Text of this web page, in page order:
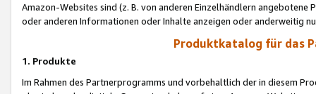
Amazon-Websites sind (z. B. von anderen Einzelhändlern
oder anderen Informationen oder Inhalte anzeigen oder anderweitig
Produktkatalog für das
1. Produkte
Im Rahmen des Partnerprogramms und vorbehaltlich der in diesem